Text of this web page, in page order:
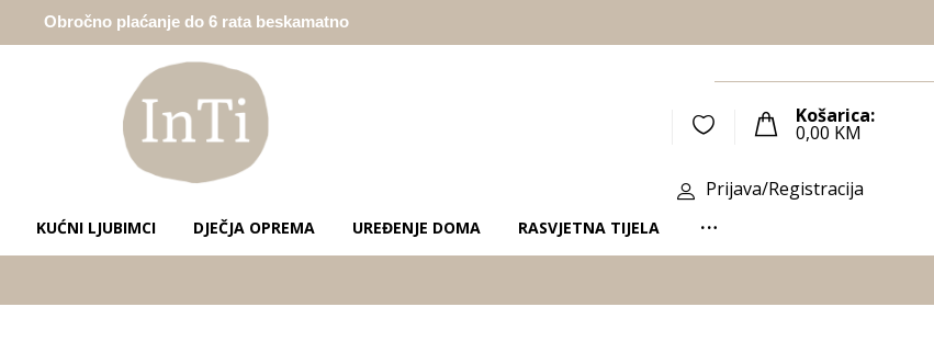
Obročno plaćanje do 6 rata beskamatno
Košarica:
0,00 KM
Prijava/Registracija
KUĆNI LJUBIMCI DJEČJA OPREMA UREĐENJE DOMA RASVJETNA TIJELA